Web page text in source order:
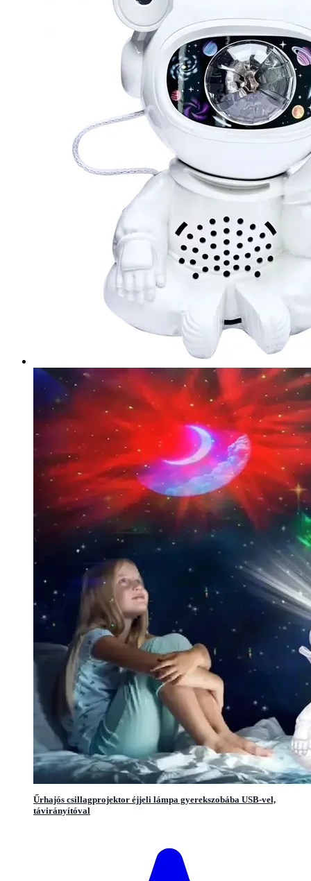
Űrhajós csillagprojektor éjjeli lámpa gyerekszobába USB-vel,
távirányítóval